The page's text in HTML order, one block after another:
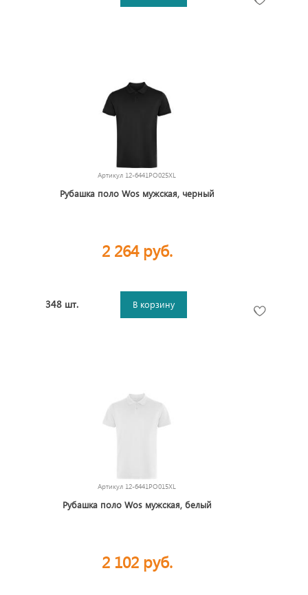
Артикул 12-6441PO025XL
Рубашка поло Wos мужская, черный
2 264 руб.
348 шт. В корзину
Артикул 12-6441PO015XL
Рубашка поло Wos мужская, белый
2 102 руб.